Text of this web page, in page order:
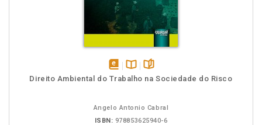
disponívelDisponível
páginas
Direito Ambiental do Trabalho na Sociedade do Risco
Angelo Antonio Cabral
ISBN: 978853625940-6